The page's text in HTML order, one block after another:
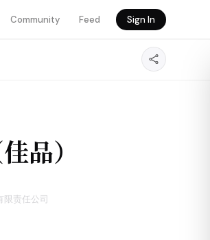
Community Feed Sign In
品）
限责任公司